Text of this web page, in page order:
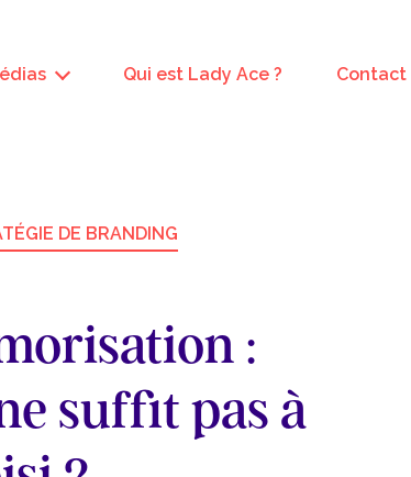
Qui est Lady Ace ? Contact
DE BRANDING
:
suffit pas à